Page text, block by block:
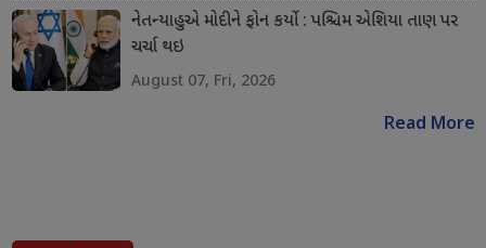
નેતન્યાહુએ મોદીને ફોન કર્યો : પશ્ચિમ એશિયા તાણ પર
ચર્ચા થઇ
August 07, Fri, 2026
Read More